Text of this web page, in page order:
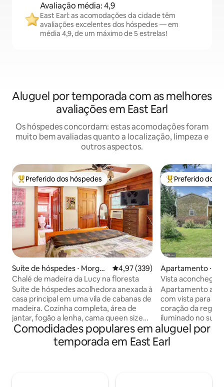
Avaliação média: 4,9
East Earl: as acomodações da cidade têm
avaliações excelentes dos hóspedes — em
média 4,9, de um máximo de 5 estrelas!
Aluguel por temporada com as melhores
avaliações em East Earl
Os hóspedes concordam: estas acomodações foram
muito bem avaliadas quanto a localização, limpeza e
outros aspectos.
Entre os melhores preferidos dos hóspedes
Preferido dos hóspedes
Suíte de hóspedes ⋅ Morgan
town
4,97 de uma avaliação média de
4,97 (339)
Chalé de madeira da Lucy na floresta
Suíte de hóspedes acolhedora anexada à
casa principal em uma vila de cabanas de
madeira. Cozinha completa, área de
jantar, fogão a lenha, cama queen size
confortável, closet, jogos, 100 filmes.
Chuveiro com box e assento embutido.
Lavanderia com porta para área do
Entre os
Preferido dos
Apartamento ⋅
Vista
vale de
Apartamento
com vista para o
coração da
iluminado no
ao exterior,
plano aberto e
Desfrute de uma
Comodidades populares em aluguel por
temporada em East Earl